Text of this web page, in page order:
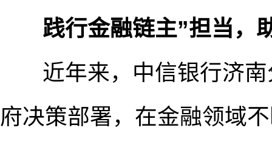
践行金融链主”担当，
近年来，中信银行济南
府决策部署，在金融领域